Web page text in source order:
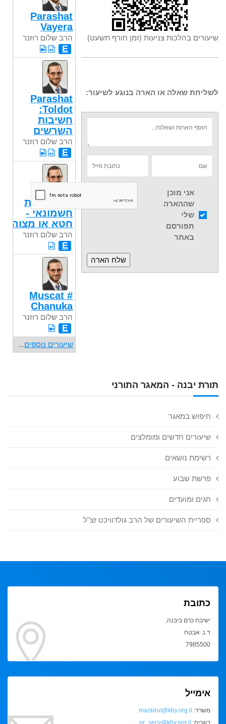
תורת יבנה - המאגר התורני
חיפוש במאגר
שיעורים חדשים ומומלצים
רשימת נושאים
פרשת שבוע
חגים ומועדים
ספריית השיעורים של הרב גולדוויכט זצ"ל
שיעורים בהלכות צניעות (זמן חורף תשעט)
לשליחת שאלה או הארה בנוגע לשיעור:
אני מוכן
שההארה
שלי
תפורסם
באתר
Parashat
Vayera
הרב שלום רוזנר
E
Parashat
Toldot:
חשיבות
השרשים
הרב שלום רוזנר
E
מלכות בית
חשמונאי -
חטא או מצוה
הרב שלום רוזנר
E
Muscat #
Chanuka
הרב שלום רוזנר
E
שיעורים נוספים...
כתובת
ישיבת כרם ביבנה,
ד.נ. אבטח
7985500
אימייל
משרד: mazkirut@kby.org.il
בוגרים: pr_secy@kby.org.il